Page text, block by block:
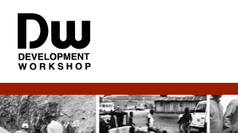
Skip
main
content
Skip
primary
sidebar
DW
Angola
Development
Workshop
Angola